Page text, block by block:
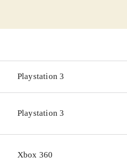
spille et utal af talende
Lego-sten som kan
er relativt hurtigt indlært,
til en bred målgruppe, og er
Playstation 3
Playstation 3
Xbox 360